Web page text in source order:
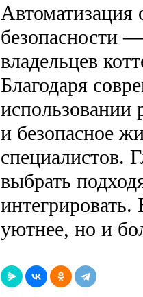
Автоматизация
безопасности
владельцев
Благодаря
использовании
и безопасное
специалистов.
выбрать
интегрировать.
уютнее, но и